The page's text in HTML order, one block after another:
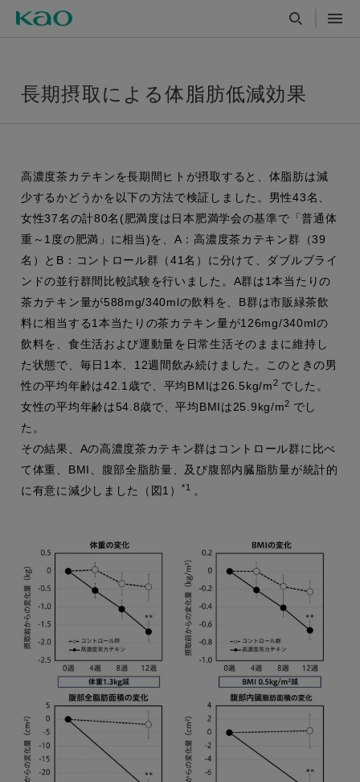
長期摂取による体脂肪低減効果
高濃度茶カテキンを長期間ヒトが摂取すると、体脂肪は減
少するかどうかを以下の方法で検証しました。男性43名、
女性37名の計80名(肥満度は日本肥満学会の基準で「普通体
重～1度の肥満」に相当)を、A：高濃度茶カテキン群（39
名）とB：コントロール群（41名）に分けて、ダブルブライ
ンドの並行群間比較試験を行いました。A群は1本当たりの
茶カテキン量が588mg/340mlの飲料を、B群は市販緑茶飲
料に相当する1本当たりの茶カテキン量が126mg/340mlの
飲料を、食生活および運動量を日常生活そのままに維持し
た状態で、毎日1本、12週間飲み続けました。このときの男
性の平均年齢は42.1歳で、平均BMIは26.5kg/m2 でした。
女性の平均年齢は54.8歳で、平均BMIは25.9kg/m2 でし
た。
その結果、Aの高濃度茶カテキン群はコントロール群に比べ
て体重、BMI、腹部全脂肪量、及び腹部内臓脂肪量が統計的
に有意に減少しました（図1）
*1 。